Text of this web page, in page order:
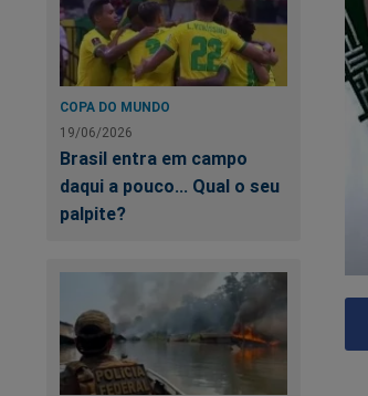
COPA DO MUNDO
19/06/2026
Brasil entra em campo
daqui a pouco... Qual o seu
palpite?